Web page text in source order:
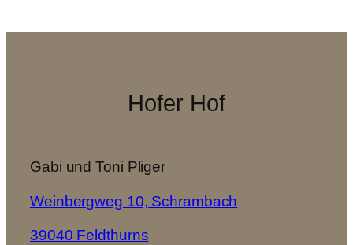
Hofer Hof
Gabi und Toni Pliger
Weinbergweg 10, Schrambach
39040 Feldthurns